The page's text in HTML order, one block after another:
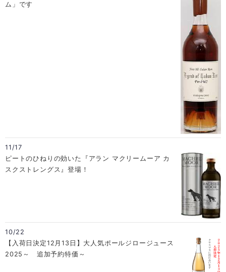
ム」です
11/17
ピートのひねりの効いた『アラン マクリームーア カ
スクストレングス』登場！
10/22
【入荷日決定12月13日】大人気ポールジロージュース
2025～ 追加予約特価～